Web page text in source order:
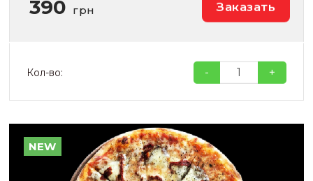
390 грн Заказать
Кол-во: - +
NEW